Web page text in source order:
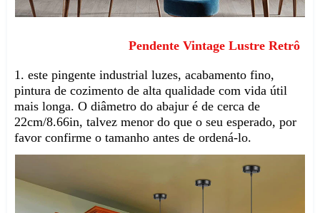
Pendente Vintage Lustre Retrô
1. este pingente industrial luzes, acabamento fino,
pintura de cozimento de alta qualidade com vida útil
mais longa. O diâmetro do abajur é de cerca de
22cm/8.66in, talvez menor do que o seu esperado, por
favor confirme o tamanho antes de ordená-lo.